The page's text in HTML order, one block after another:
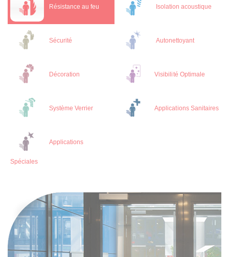
Résistance au feu Isolation acoustique
Sécurité Autonettoyant
Décoration Visibilité Optimale
Système Verrier Applications Sanitaires
Applications
Spéciales